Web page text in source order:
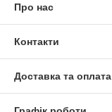
Про нас
Контакти
Доставка та оплата